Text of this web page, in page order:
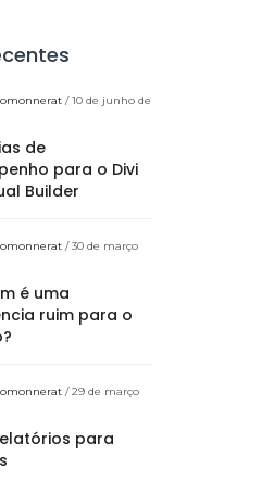
/ 10 de junho de
de
para o Divi
Builder
/ 30 de março
é uma
ruim para o
/ 29 de março
para